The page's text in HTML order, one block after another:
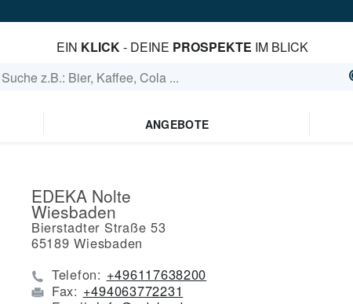
EIN KLICK- DEINE PROSPEKTE IM BLICK
ANGEBOTE
EDEKA Nolte
Wiesbaden
Bierstadter Straße 53
65189 Wiesbaden
Telefon: +496117638200
Fax: +494063772231